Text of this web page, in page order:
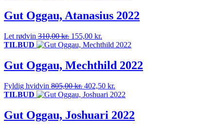
var:
225,00 kr..
er:
112,50 kr..
Gut Oggau, Atanasius 2022
Let rødvin 310,00kr. Den
oprindelige
var:
310,00 kr..
155,00 kr.
aktuelle
er:
155,00 kr..
TILBUD
Gut Oggau, Mechthild 2022
Fyldig hvidvin 805,00kr. Den
oprindelige
var:
805,00 kr..
402,50 kr.
aktuelle
er:
402,50 kr..
TILBUD
Gut Oggau, Joshuari 2022